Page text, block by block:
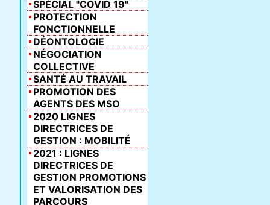
SPÉCIAL "COVID 19"
PROTECTION
FONCTIONNELLE
DÉONTOLOGIE
NÉGOCIATION
COLLECTIVE
SANTÉ AU TRAVAIL
PROMOTION DES
AGENTS DES MSO
2020 LIGNES
DIRECTRICES DE
GESTION : MOBILITÉ
2021 : LIGNES
DIRECTRICES DE
GESTION PROMOTIONS
ET VALORISATION DES
PARCOURS